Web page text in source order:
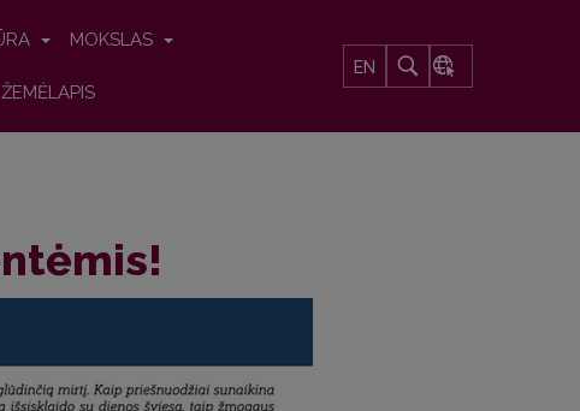
MOKSLAS
ŽEMĖLAPIS
EN